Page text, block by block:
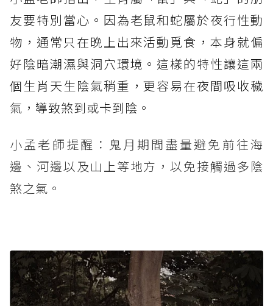
友要特別當心。因為老鼠和蛇屬於夜行性動
物，通常只在晚上出來活動覓食，本身就偏
好陰暗潮濕與洞穴環境。這樣的特性讓這兩
個生肖天生陰氣稍重，更容易在夜間吸收穢
氣，導致煞到或卡到陰。
小孟老師提醒：鬼月期間盡量避免前往海
邊、河邊以及山上等地方，以免接觸過多陰
煞之氣。